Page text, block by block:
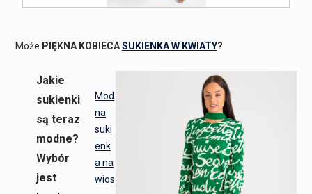
Może PIĘKNA KOBIECASUKIENKA W KWIATY?
Mod
na
suki
enk
a na
wios
Jakie
sukienki
są teraz
modne?
Wybór
jest